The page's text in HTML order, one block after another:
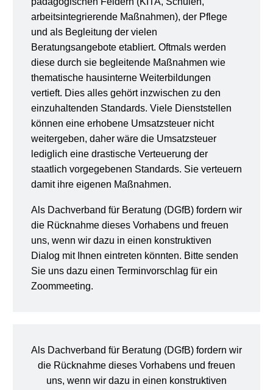
arbeitsintegrierende Maßnahmen), der Pflege
und als Begleitung der vielen
Beratungsangebote etabliert. Oftmals werden
diese durch sie begleitende Maßnahmen wie
thematische hausinterne Weiterbildungen
vertieft. Dies alles gehört inzwischen zu den
einzuhaltenden Standards. Viele Dienststellen
können eine erhobene Umsatzsteuer nicht
weitergeben, daher wäre die Umsatzsteuer
lediglich eine drastische Verteuerung der
staatlich vorgegebenen Standards. Sie verteuern
damit ihre eigenen Maßnahmen.
Als Dachverband für Beratung (DGfB) fordern wir
die Rücknahme dieses Vorhabens und freuen
uns, wenn wir dazu in einen konstruktiven
Dialog mit Ihnen eintreten könnten. Bitte senden
Sie uns dazu einen Terminvorschlag für ein
Zoommeeting.
Als Dachverband für Beratung (DGfB) fordern wir
die Rücknahme dieses Vorhabens und freuen
uns, wenn wir dazu in einen konstruktiven